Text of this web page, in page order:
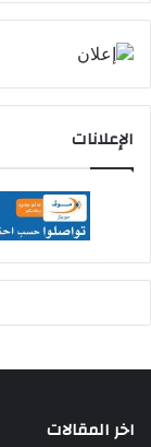
الإعلانات
اخر المقالات